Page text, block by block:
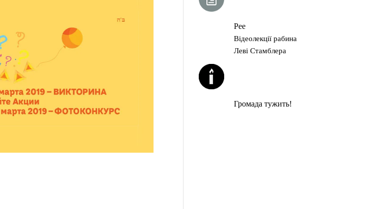
Рее
Відеолекції рабина
Леві Стамблера
Громада тужить!